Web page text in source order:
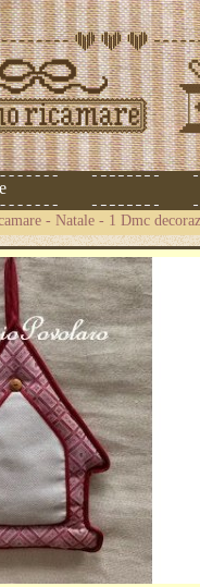
- Natale - 1 Dmc